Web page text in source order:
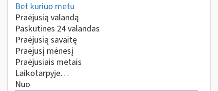
Bet kuriuo metu
Praėjusią valandą
Paskutines 24 valandas
Praėjusią savaitę
Praėjusį mėnesį
Praėjusiais metais
Laikotarpyje…
Nuo